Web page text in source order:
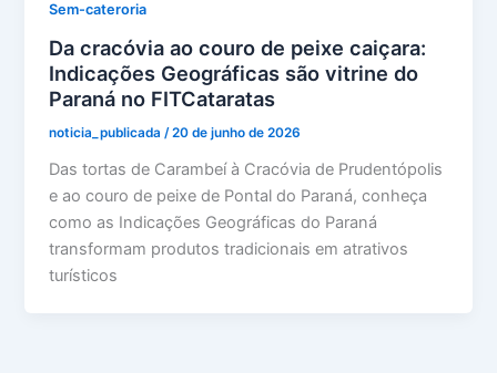
Sem-cateroria
Da cracóvia ao couro de peixe caiçara:
Indicações Geográficas são vitrine do
Paraná no FITCataratas
noticia_publicada/20 de junho de 2026
Das tortas de Carambeí à Cracóvia de Prudentópolis
e ao couro de peixe de Pontal do Paraná, conheça
como as Indicações Geográficas do Paraná
transformam produtos tradicionais em atrativos
turísticos